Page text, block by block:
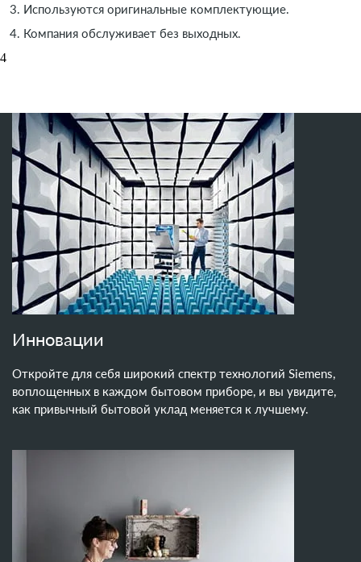
Используются оригинальные комплектующие.
Компания обслуживает без выходных.
4
Инновации
Откройте для себя широкий спектр технологий Siemens,
воплощенных в каждом бытовом приборе, и вы увидите,
как привычный бытовой уклад меняется к лучшему.